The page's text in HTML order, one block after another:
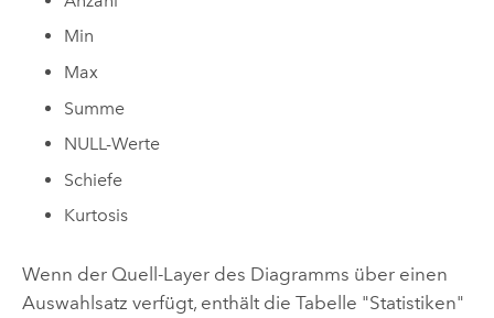
Min
Max
Summe
NULL-Werte
Schiefe
Kurtosis
Wenn der Quell-Layer des Diagramms über einen
Auswahlsatz verfügt, enthält die Tabelle "Statistiken"